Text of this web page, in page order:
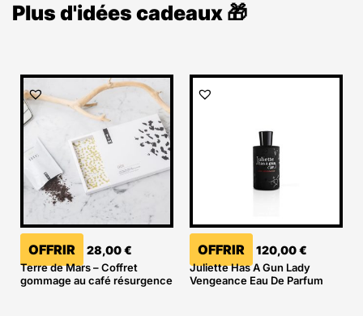
Plus d'idées cadeaux 🎁
OFFRIR 28,00€
Terre de Mars – Coffret
gommage au café résurgence
OFFRIR 120,00€
Juliette Has A Gun Lady
Vengeance Eau De Parfum